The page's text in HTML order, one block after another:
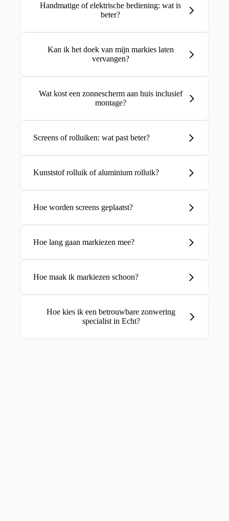
Handmatige of elektrische bediening: wat is
beter?
Kan ik het doek van mijn markies laten
vervangen?
Wat kost een zonnescherm aan huis inclusief
montage?
Screens of rolluiken: wat past beter?
Kunststof rolluik of aluminium rolluik?
Hoe worden screens geplaatst?
Hoe lang gaan markiezen mee?
Hoe maak ik markiezen schoon?
Hoe kies ik een betrouwbare zonwering
specialist in Echt?